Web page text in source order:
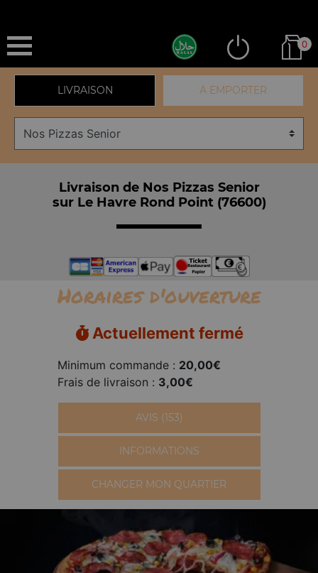
0
LIVRAISON A EMPORTER
Livraison de Nos Pizzas Senior
sur Le Havre Rond Point (76600)
Horaires d'ouverture
Actuellement fermé
Minimum commande : 20,00€
Frais de livraison : 3,00€
AVIS (153)
INFORMATIONS
CHANGER MON QUARTIER